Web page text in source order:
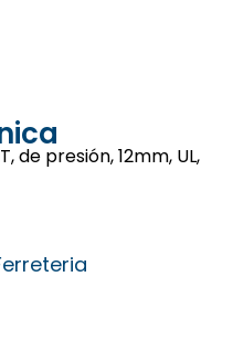
de presión, 12mm, UL,